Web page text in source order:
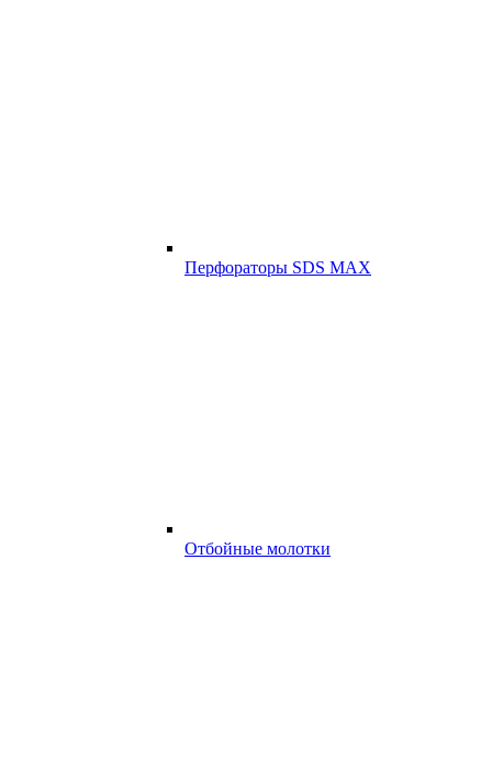
Перфораторы SDS MAX
Отбойные молотки